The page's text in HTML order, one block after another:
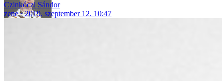
Czinkóczi Sándor
zene
2019. szeptember 12. 10:47